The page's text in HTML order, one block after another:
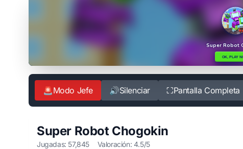
🚨Modo Jefe 🔊Silenciar ⛶Pantalla Completa
Super Robot Chogokin
Jugadas: 57,845 Valoración: 4.5/5